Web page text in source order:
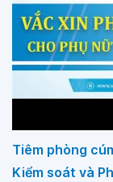
Tiêm phòng
Kiểm soát và